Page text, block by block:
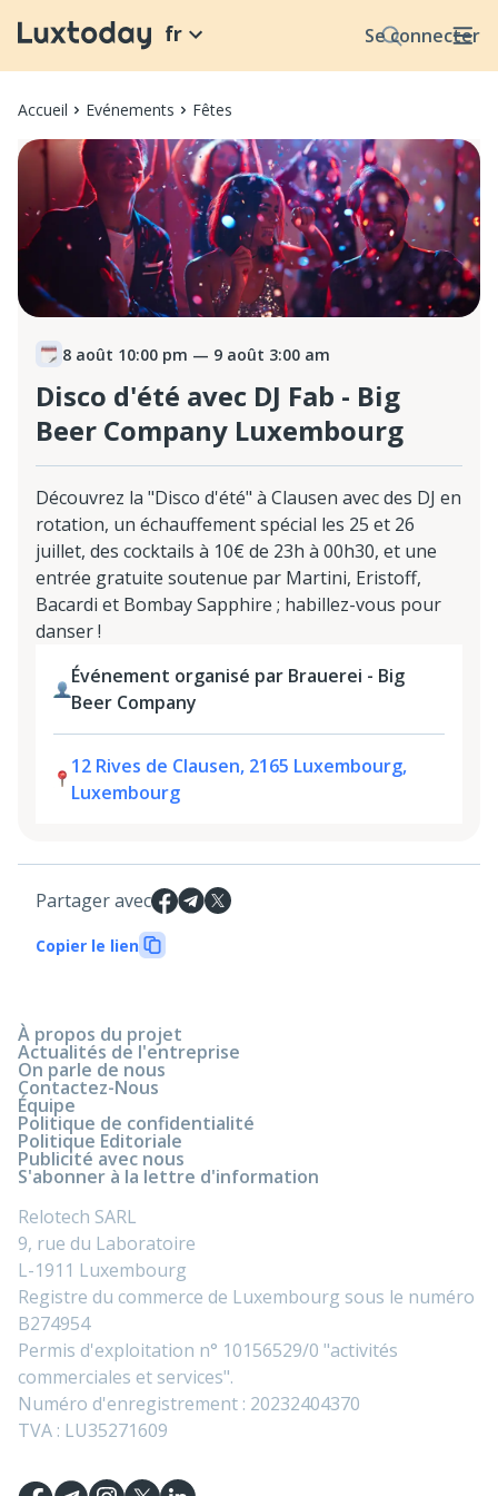
Se connecter
fr
Accueil Evénements Fêtes
8 août 10:00 pm — 9 août 3:00 am
Disco d'été avec DJ Fab - Big
Beer Company Luxembourg
Découvrez la "Disco d'été" à Clausen avec des DJ en
rotation, un échauffement spécial les 25 et 26
juillet, des cocktails à 10€ de 23h à 00h30, et une
entrée gratuite soutenue par Martini, Eristoff,
Bacardi et Bombay Sapphire ; habillez-vous pour
danser !
Événement organisé par Brauerei - Big
Beer Company
12 Rives de Clausen, 2165 Luxembourg,
Luxembourg
Partager avec
Copier le lien
À propos du projet
Actualités de l'entreprise
On parle de nous
Contactez-Nous
Équipe
Politique de confidentialité
Politique Editoriale
Publicité avec nous
S'abonner à la lettre d'information
Relotech SARL
9, rue du Laboratoire
L-1911 Luxembourg
Registre du commerce de Luxembourg sous le numéro
B274954
Permis d'exploitation n° 10156529/0 "activités
commerciales et services".
Numéro d'enregistrement : 20232404370
TVA : LU35271609